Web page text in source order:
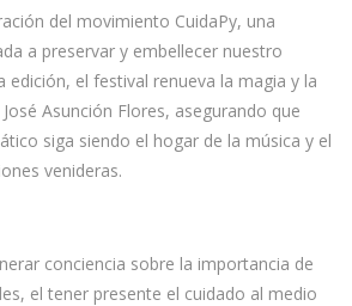
del movimiento CuidaPy, una
a preservar y embellecer nuestro
edición, el festival renueva la magia y la
Asunción Flores, asegurando que
siga siendo el hogar de la música y el
venideras.
conciencia sobre la importancia de
el tener presente el cuidado al medio